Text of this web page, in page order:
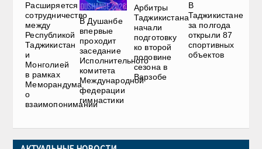
Расширяется
сотрудничество
между
Республикой
Таджикистан
и
Монголией
в рамках
Меморандума
о
взаимопонимании
В Душанбе
впервые
проходит
заседание
Исполнительного
комитета
Международной
федерации
гимнастики
Арбитры
Таджикистана
начали
подготовку
ко второй
половине
сезона в
Варзобе
В
Таджикистане
за полгода
открыли 87
спортивных
объектов